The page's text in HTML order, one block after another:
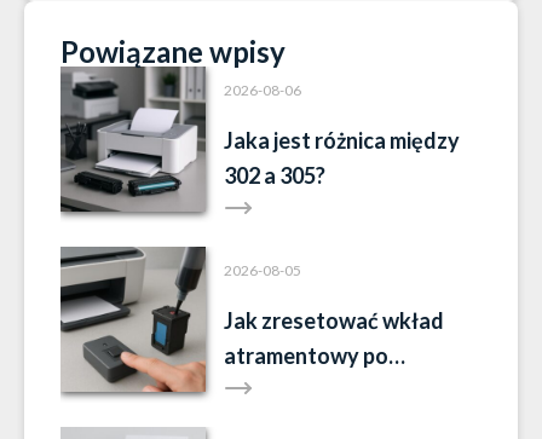
Powiązane wpisy
2026-08-06
Jaka jest różnica między
302 a 305?
2026-08-05
Jak zresetować wkład
atramentowy po
napełnieniu?